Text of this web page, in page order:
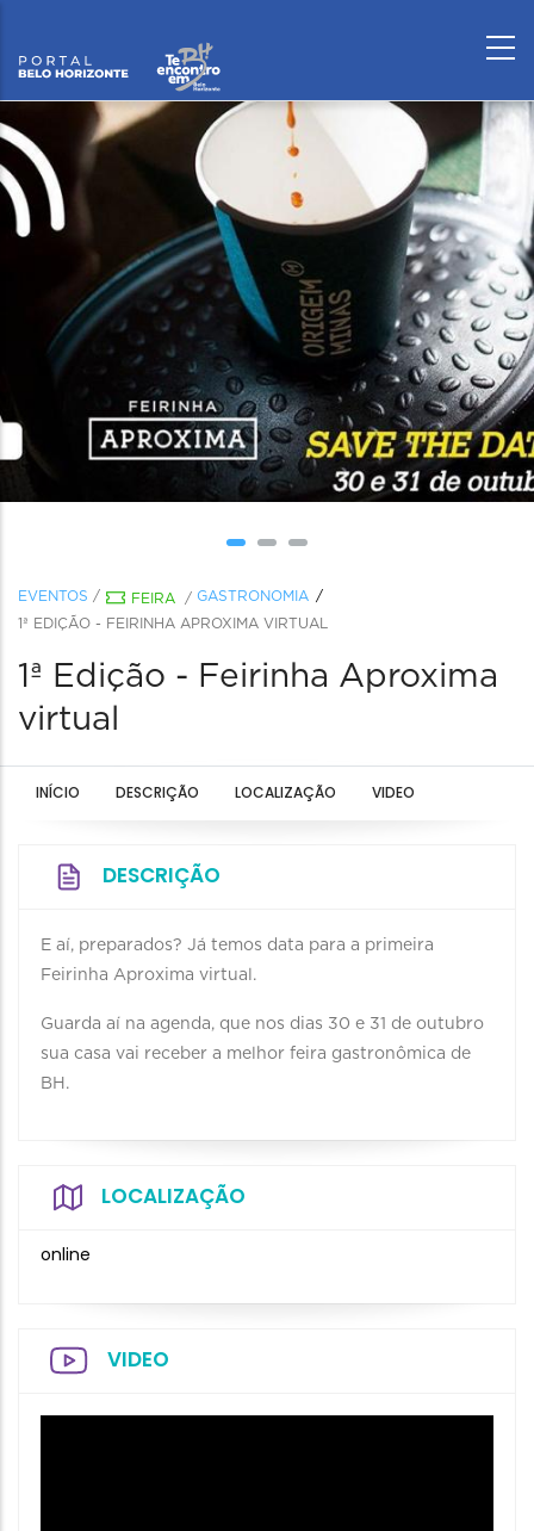
EVENTOS / FEIRA / GASTRONOMIA
1ª EDIÇÃO - FEIRINHA APROXIMA VIRTUAL
1ª Edição - Feirinha Aproxima
virtual
INÍCIO DESCRIÇÃO LOCALIZAÇÃO VIDEO
DESCRIÇÃO
E aí, preparados? Já temos data para a primeira
Feirinha Aproxima virtual.
Guarda aí na agenda, que nos dias 30 e 31 de outubro
sua casa vai receber a melhor feira gastronômica de
BH.
LOCALIZAÇÃO
online
VIDEO